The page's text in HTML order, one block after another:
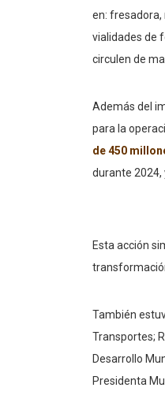
en:
vialidades de
circulen de
Además del
para la
de 450
durante 2024,
Esta acción
También
Transportes;
Desarrollo
Presidenta